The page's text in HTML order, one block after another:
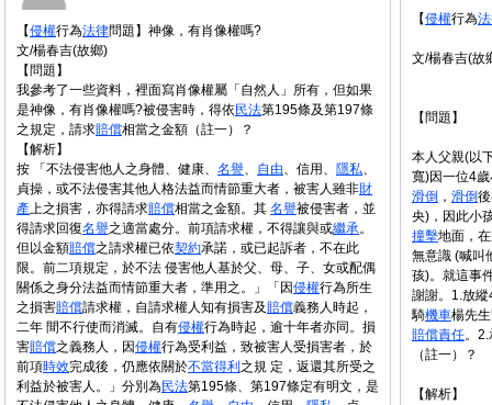
【侵權行為
文/楊春吉(故
【問題】
本人父親(以
寬)因一位4
滑倒 ， 滑倒
央)，因此小
撞擊地面，
無意識 (喊叫
孩)。就這事
謝謝。1.放
騎機車楊先
賠償責任。
（註一）？
【解析】
【侵權行為法律問題】神像，有肖像權嗎?
文/楊春吉(故鄉)
【問題】
我參考了一些資料，裡面寫肖像權屬「自然人」所有，但如果
是神像，有肖像權嗎?被侵害時，得依民法第195條及第197條
之規定，請求賠償相當之金額（註一）？
【解析】
按 「不法侵害他人之身體、健康、 名譽、 自由、信用、 隱私、
貞操，或不法侵害其他人格法益而情節重大者，被害人雖非財
產上之損害，亦得請求賠償相當之金額。其 名譽被侵害者，並
得請求回復名譽之適當處分。前項請求權，不得讓與或繼承。
但以金額賠償之請求權已依契約承諾，或已起訴者，不在此
限。前二項規定，於不法 侵害他人基於父、母、子、女或配偶
關係之身分法益而情節重大者，準用之。」「因侵權行為所生
之損害賠償請求權，自請求權人知有損害及賠償義務人時起，
二年 間不行使而消滅。自有侵權行為時起，逾十年者亦同。損
害賠償之義務人，因侵權行為受利益，致被害人受損害者，於
前項時效完成後，仍應依關於不當得利 之規 定，返還其所受之
利益於被害人。」分別為民法第195條、第197條定有明文，是